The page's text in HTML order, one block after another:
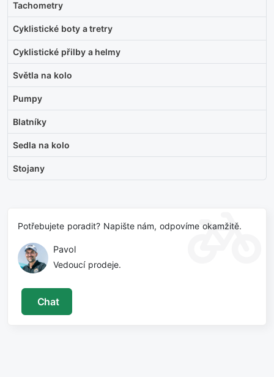
Tachometry
Cyklistické boty a tretry
Cyklistické přilby a helmy
Světla na kolo
Pumpy
Blatníky
Sedla na kolo
Stojany
Potřebujete poradit? Napište nám, odpovíme okamžitě.
Pavol
Vedoucí prodeje.
Chat